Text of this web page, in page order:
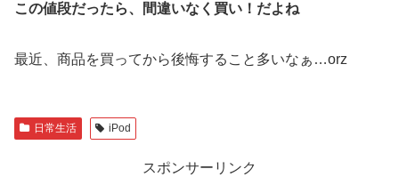
この値段だったら、間違いなく買い！だよね
最近、商品を買ってから後悔すること多いなぁ…orz
日常生活 iPod
スポンサーリンク